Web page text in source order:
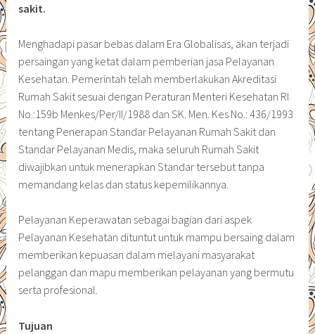
sakit.
Menghadapi pasar bebas dalam Era Globalisas, akan terjadi
persaingan yang ketat dalam pemberian jasa Pelayanan
Kesehatan. Pemerintah telah memberlakukan Akreditasi
Rumah Sakit sesuai dengan Peraturan Menteri Kesehatan RI
No.:159b Menkes/Per/II/1988 dan SK. Men. Kes No.: 436/1993
tentang Penerapan Standar Pelayanan Rumah Sakit dan
Standar Pelayanan Medis, maka seluruh Rumah Sakit
diwajibkan untuk menerapkan Standar tersebut tanpa
memandang kelas dan status kepemilikannya.
Pelayanan Keperawatan sebagai bagian dari aspek
Pelayanan Kesehatan dituntut untuk mampu bersaing dalam
memberikan kepuasan dalam melayani masyarakat
pelanggan dan mapu memberikan pelayanan yang bermutu
serta profesional.
Tujuan